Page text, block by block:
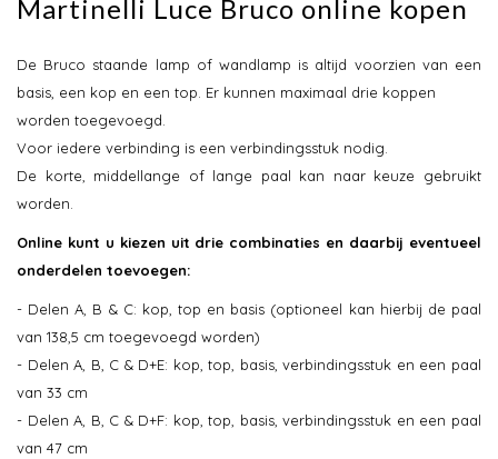
Martinelli Luce Bruco online kopen
De Bruco staande lamp of wandlamp is altijd voorzien van een
basis, een kop en een top. Er kunnen maximaal drie koppen
worden toegevoegd.
Voor iedere verbinding is een verbindingsstuk nodig.
De korte, middellange of lange paal kan naar keuze gebruikt
worden.
Online kunt u kiezen uit drie combinaties en daarbij eventueel
onderdelen toevoegen:
- Delen A, B & C: kop, top en basis (optioneel kan hierbij de paal
van 138,5 cm toegevoegd worden)
- Delen A, B, C & D+E: kop, top, basis, verbindingsstuk en een paal
van 33 cm
- Delen A, B, C & D+F: kop, top, basis, verbindingsstuk en een paal
van 47 cm